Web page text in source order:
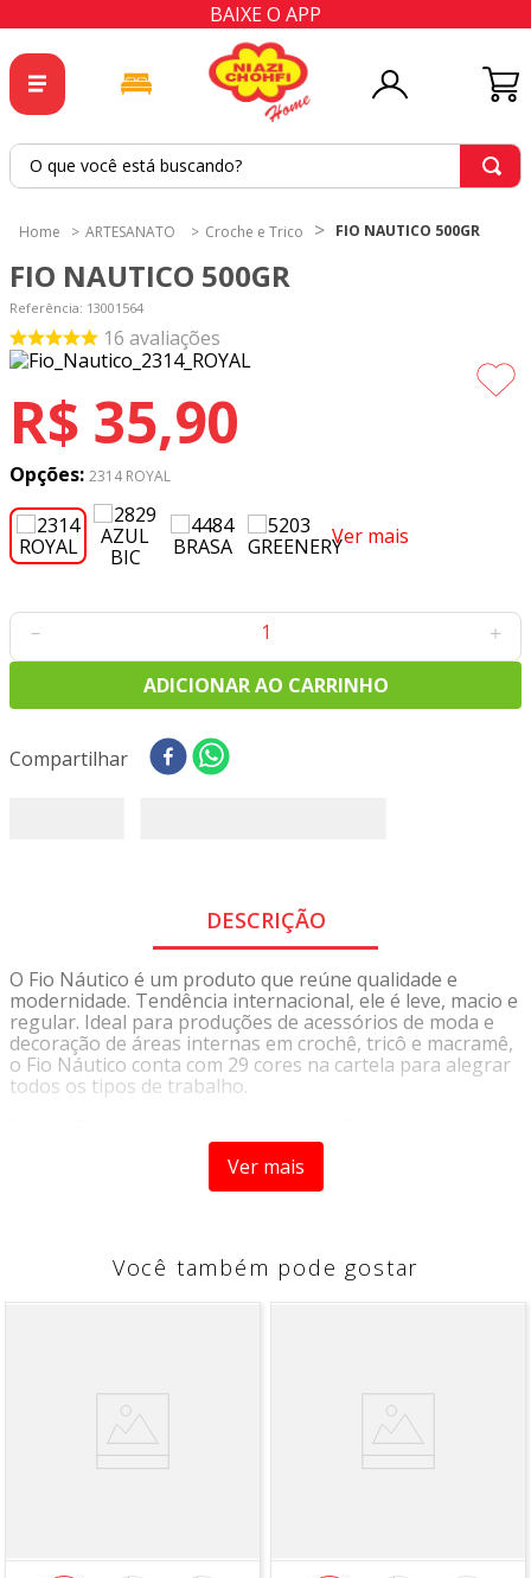
BAIXE O APP
O que você está buscando?
ARTESANATO Croche e Trico FIO NAUTICO 500GR
FIO NAUTICO 500GR
Referência: 13001564
16 avaliações
R$ 35,90
Opções: 2314 ROYAL
Ver mais
＋
－
ADICIONAR AO CARRINHO
Compartilhar
DESCRIÇÃO
O Fio Náutico é um produto que reúne qualidade e
modernidade. Tendência internacional, ele é leve, macio e
regular. Ideal para produções de acessórios de moda e
decoração de áreas internas em crochê, tricô e macramê,
o Fio Náutico conta com 29 cores na cartela para alegrar
todos os tipos de trabalho.
1 unidade de 500 gramas - 208 metros
*imagens meramente ilustrativas*
Ver mais
Você também pode gostar
2º
tapete
3º
cortina
4º
tecido percal
5º
tapetes
8º
tricoline digital